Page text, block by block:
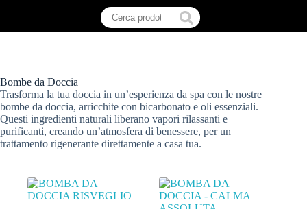
Bombe da Doccia
Trasforma la tua doccia in un’esperienza da spa con le nostre
bombe da doccia, arricchite con bicarbonato e oli essenziali.
Questi ingredienti naturali liberano vapori rilassanti e
purificanti, creando un’atmosfera di benessere, per un
trattamento rigenerante direttamente a casa tua.